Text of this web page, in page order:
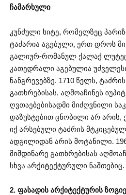
ჩამარხული
კუნძული სიტე, რომელზეც
ტაძარია აგებული, ერთ დროს
გალიურ-რომანულ ქალაქ
კათედრალი აგებულია
ნანგრევებზე. 1710 წელს,
გათხრებისას, აღმოაჩინეს
ღვთაებებისადმი მიძღვნილი
დაზუსტებით ცნობილი არ არის,
იქ არსებული ტაძრის
ადგილიდან არის მოტანილი.
მიმდინარე გათხრებისას
სხვა არქიტექტურული ნაშთებიც.
2. ფასადის არქიტექტურის